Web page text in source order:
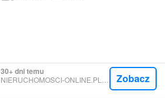
30+ dni temu
Zobacz